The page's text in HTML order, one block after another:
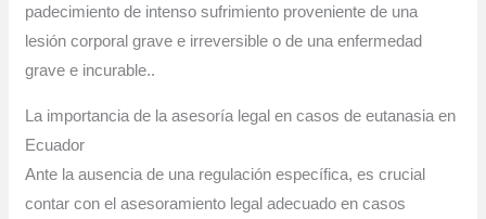
padecimiento de intenso sufrimiento proveniente de una
lesión corporal grave e irreversible o de una enfermedad
grave e incurable..
La importancia de la asesoría legal en casos de eutanasia en
Ecuador
Ante la ausencia de una regulación específica, es crucial
contar con el asesoramiento legal adecuado en casos